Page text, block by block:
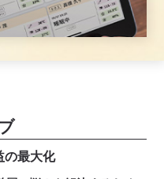
の最大化